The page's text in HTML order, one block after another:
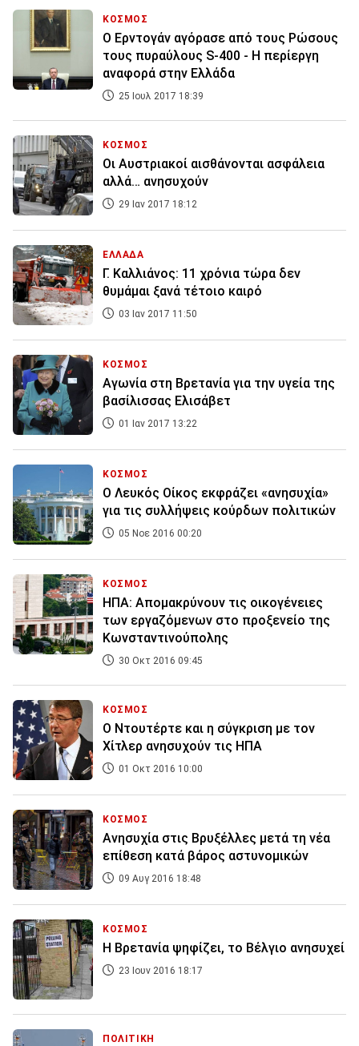
ΚΟΣΜΟΣ
Ο Ερντογάν αγόρασε από τους Ρώσους
τους πυραύλους S-400 - Η περίεργη
αναφορά στην Ελλάδα
25 Ιουλ 2017 18:39
ΚΟΣΜΟΣ
Οι Αυστριακοί αισθάνονται ασφάλεια
αλλά… ανησυχούν
29 Ιαν 2017 18:12
ΕΛΛΑΔΑ
Γ. Καλλιάνος: 11 χρόνια τώρα δεν
θυμάμαι ξανά τέτοιο καιρό
03 Ιαν 2017 11:50
ΚΟΣΜΟΣ
Αγωνία στη Βρετανία για την υγεία της
βασίλισσας Ελισάβετ
01 Ιαν 2017 13:22
ΚΟΣΜΟΣ
Ο Λευκός Οίκος εκφράζει «ανησυχία»
για τις συλλήψεις κούρδων πολιτικών
05 Νοε 2016 00:20
ΚΟΣΜΟΣ
ΗΠΑ: Απομακρύνουν τις οικογένειες
των εργαζόμενων στο προξενείο της
Κωνσταντινούπολης
30 Οκτ 2016 09:45
ΚΟΣΜΟΣ
Ο Ντουτέρτε και η σύγκριση με τον
Χίτλερ ανησυχούν τις ΗΠΑ
01 Οκτ 2016 10:00
ΚΟΣΜΟΣ
Ανησυχία στις Βρυξέλλες μετά τη νέα
επίθεση κατά βάρος αστυνομικών
09 Αυγ 2016 18:48
ΚΟΣΜΟΣ
Η Βρετανία ψηφίζει, το Βέλγιο ανησυχεί
23 Ιουν 2016 18:17
ΠΟΛΙΤΙΚΗ